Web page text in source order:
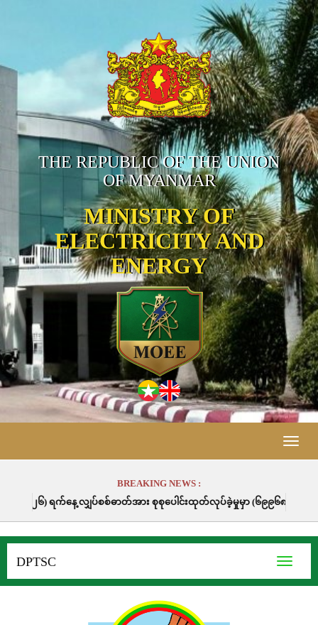
THE REPUBLIC OF THE UNION
OF MYANMAR
MINISTRY OF
ELECTRICITY AND
ENERGY
Toggle
BREAKING NEWS :
နေ့ လျှပ်စစ်ဓာတ်အား စုစုပေါင်းထုတ်လုပ်ခဲ့မှုမှာ (၆၉၉၆၈.၇) မဂ္ဂါဝပ်နာရီဖြ
Toggle
DPTSC